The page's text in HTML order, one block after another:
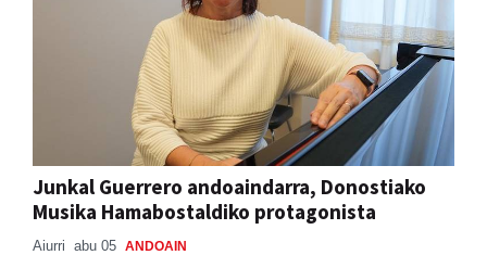
Junkal Guerrero andoaindarra, Donostiako
Musika Hamabostaldiko protagonista
Aiurri abu 05 ANDOAIN